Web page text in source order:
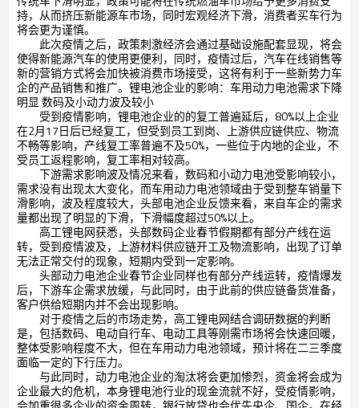
持，从而挤压新能源车市场，同时宏观经济下滑，消费者买车行为
将会更为谨慎。
此次疫情之后，政策刺激经济会通过基础设施配套显现，将会
使得新能源汽车的使用更便利，同时，疫情过后，汽车在线销售等
新的营销方式将会加快被消费市场接受，这将有利于一些新势力车
企的产品销售和推广。锂电池企业的影响：车用动力电池需求下降
明显 数码及小动力波及较小
受到疫情影响，锂电池企业的的复工普遍延后，80%以上企业
在2月17日后已经复工，但受到员工到岗、上游供应链供应、物流
不畅等影响，产线复工率普遍不及50%，一些位于内地的企业，不
受员工返程影响，复工率相对较高。
下游需求影响波及情况来看，数码和小动力电池受影响较小，
需求没有出现太大变化，而车用动力电池领域由于受到整车销量下
滑影响，波及程度较大，头部电池企业反馈来看，来自车企的需求
量都出现了明显的下滑，下滑幅度超过50%以上。
高工锂电网获悉，头部数码企业春节假期都有部分产线在运
转，受到疫情波及，上游材料供应链开工及物流影响，出现了订单
无法正常交付的现象，短期内受到一定影响。
头部动力电池企业春节企业同样也有部分产线运转，疫情爆发
后，下游车企需求放缓，与此同时，由于此前的供应链备货准备，
客户供给短期内并不会出现影响。
对于疫情之后的市场走势，高工锂电网结合调研数据的判断
是，包括数码、电动自行车、电动工具等刚需市场将会快速回暖，
整体受影响程度不大，但在车用动力电池领域，预计将在二三季度
面临一定的下行压力。
与此同时，动力电池企业的淘汰将会更加惨烈，资金将会成为
企业最大的危机，本身锂电池行业的现金流就不好，受疫情影响，